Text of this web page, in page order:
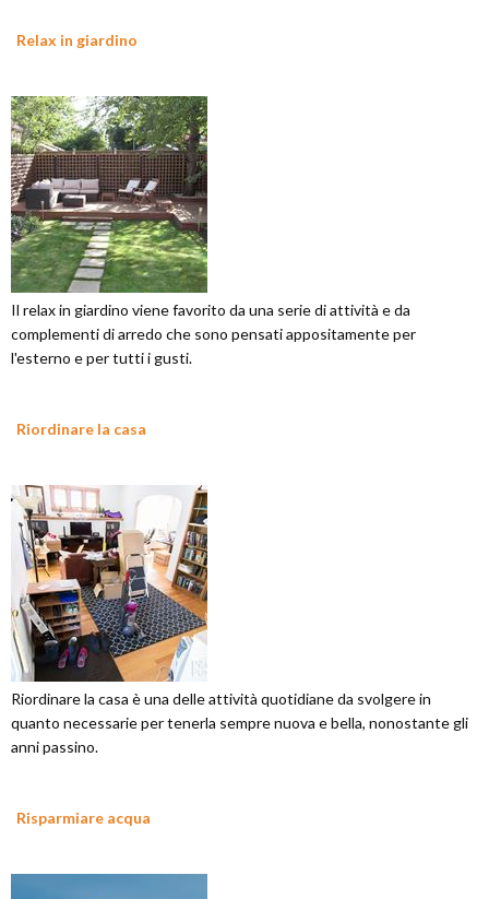
Relax in giardino
Il relax in giardino viene favorito da una serie di attività e da
complementi di arredo che sono pensati appositamente per
l'esterno e per tutti i gusti.
Riordinare la casa
Riordinare la casa è una delle attività quotidiane da svolgere in
quanto necessarie per tenerla sempre nuova e bella, nonostante gli
anni passino.
Risparmiare acqua